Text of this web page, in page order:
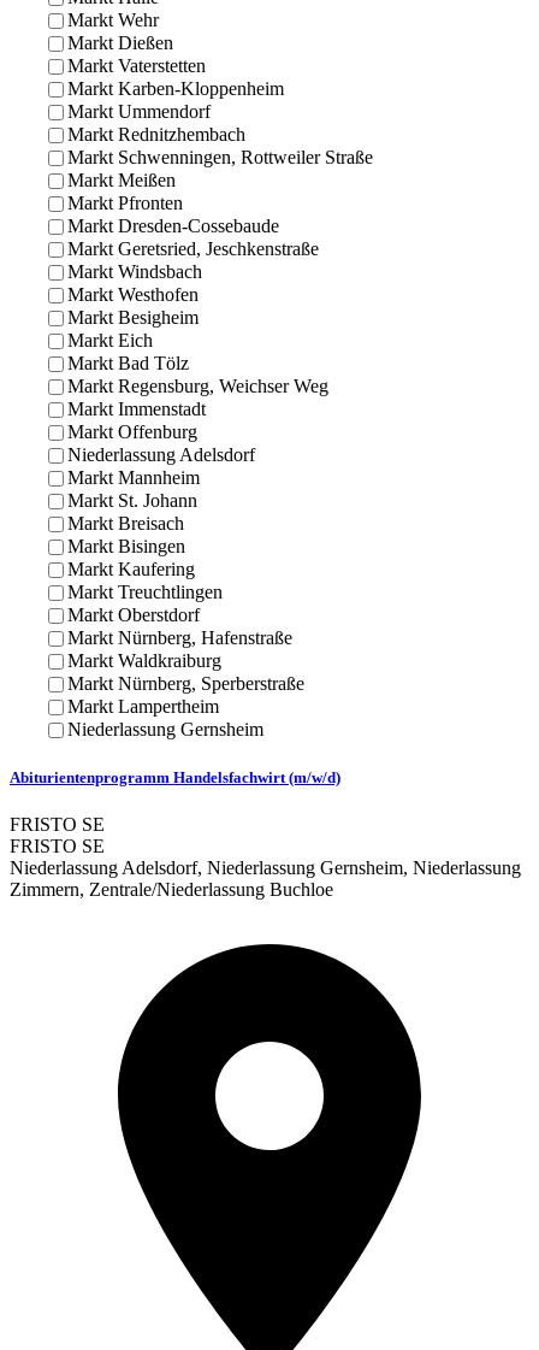
Markt Wehr
Markt Dießen
Markt Vaterstetten
Markt Karben-Kloppenheim
Markt Ummendorf
Markt Rednitzhembach
Markt Schwenningen, Rottweiler Straße
Markt Meißen
Markt Pfronten
Markt Dresden-Cossebaude
Markt Geretsried, Jeschkenstraße
Markt Windsbach
Markt Westhofen
Markt Besigheim
Markt Eich
Markt Bad Tölz
Markt Regensburg, Weichser Weg
Markt Immenstadt
Markt Offenburg
Niederlassung Adelsdorf
Markt Mannheim
Markt St. Johann
Markt Breisach
Markt Bisingen
Markt Kaufering
Markt Treuchtlingen
Markt Oberstdorf
Markt Nürnberg, Hafenstraße
Markt Waldkraiburg
Markt Nürnberg, Sperberstraße
Markt Lampertheim
Niederlassung Gernsheim
Abiturientenprogramm Handelsfachwirt (m/w/d)
FRISTO SE
FRISTO SE
Niederlassung Adelsdorf, Niederlassung Gernsheim, Niederlassung
Zimmern, Zentrale/Niederlassung Buchloe